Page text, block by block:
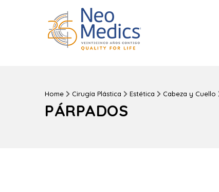
Home Cirugía Plástica Estética Cabeza y Cuello
PÁRPADOS